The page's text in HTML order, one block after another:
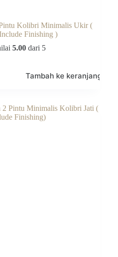
Kolibri Minimalis Ukir (
Finishing )
5.00 dari 5
Tambah ke keranjang